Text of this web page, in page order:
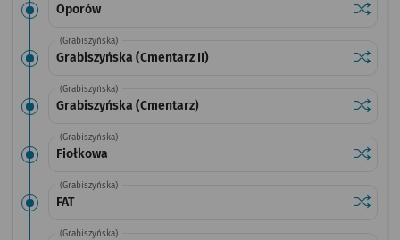
Oporów
(Grabiszyńska)
Grabiszyńska (Cmentarz II)
(Grabiszyńska)
Grabiszyńska (Cmentarz)
(Grabiszyńska)
Fiołkowa
(Grabiszyńska)
FAT
(Grabiszyńska)